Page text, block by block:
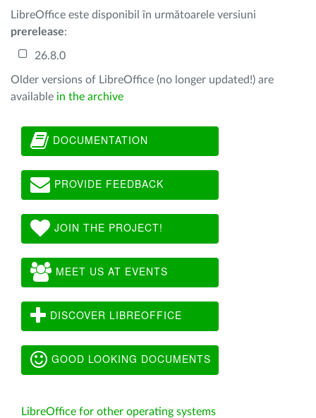
LibreOffice este disponibil în următoarele versiuni
prerelease:
26.8.0
Older versions of LibreOffice (no longer updated!) are
available in the archive
DOCUMENTATION
PROVIDE FEEDBACK
JOIN THE PROJECT!
MEET US AT EVENTS
DISCOVER LIBREOFFICE
GOOD LOOKING DOCUMENTS
LibreOffice for other operating systems